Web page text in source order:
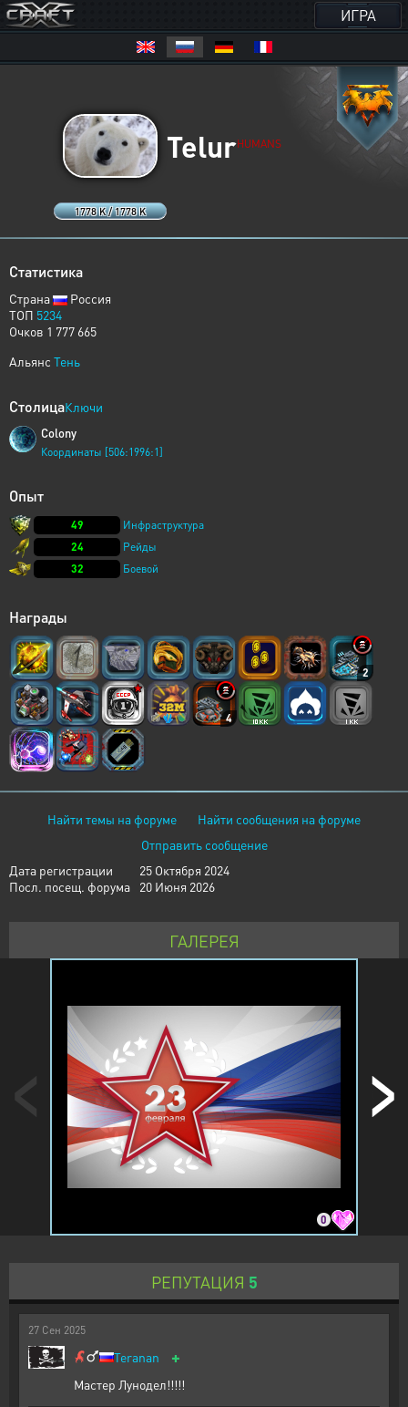
ИГРА
1778 K / 1778 K
TelurHUMANS
Статистика
Страна
Россия
ТОП 5234
Очков 1 777 665
Альянс Тень
СтолицаКлючи
Colony
Координаты [506:1996:1]
Опыт
49
Инфраструктура
24
Рейды
32
Боевой
Награды
2
4
Найти темы на форуме
Найти сообщения на форуме
Отправить сообщение
Дата регистрации
25 Октября 2024
Посл. посещ. форума
20 Июня 2026
ГАЛЕРЕЯ
0
РЕПУТАЦИЯ 5
27 Сен 2025
Teranan +
Мастер Лунодел!!!!!